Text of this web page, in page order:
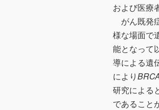
および医療
がん既発
様な場面で
能となって
導による遺
により
研究による
であること